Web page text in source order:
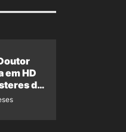
em HD
de
imagem